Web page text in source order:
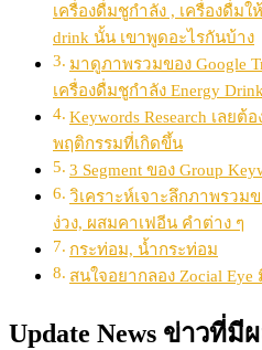
เครื่องดื่มชูกำลัง , เครื่องดื่มใ
drink นั้น เขาพูดอะไรกันบ้าง
มาดูภาพรวมของ Google
เครื่องดื่มชูกำลัง Energy
Keywords Research เลย
พฤติกรรมที่เกิดขึ้น
3 Segment ของ Group
วิเคราะห์เจาะลึกภาพรวม
ง่วง, ผสมคาเฟอีน คำต่าง ๆ
กระท่อม, น้ำกระท่อม
สนใจอยากลอง Zocial
Update News ข่าวที่